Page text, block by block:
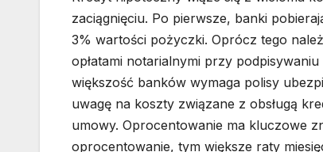
zaciągnięciu. Po pierwsze, banki
3% wartości pożyczki. Oprócz tego
opłatami notarialnymi przy
większość banków wymaga polisy
uwagę na koszty związane z obsługą
umowy. Oprocentowanie ma kluczowe
oprocentowanie, tym większe raty